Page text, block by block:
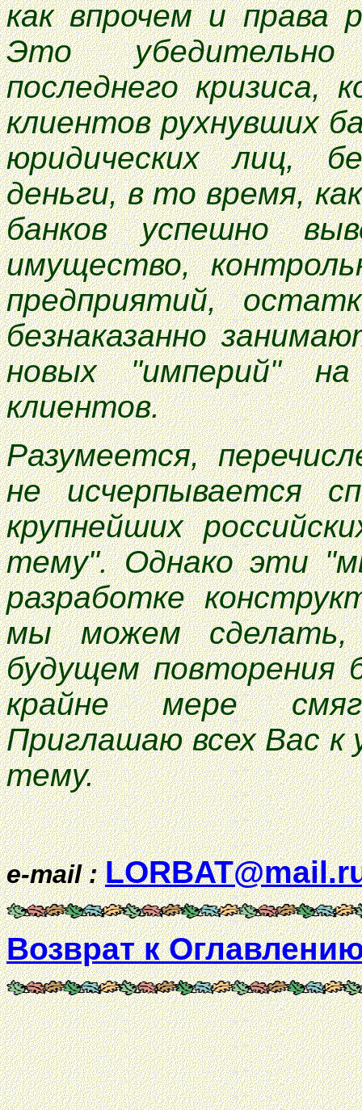
как впрочем и права
Это
последнего кризиса,
клиентов рухнувших
юридических лиц,
деньги, в то время,
банков успешно
имущество,
предприятий,
безнаказанно
новых "империй"
клиентов.
Разумеется,
не исчерпывается
крупнейших
тему". Однако эти
разработке
мы можем
будущем повторения
крайне мере
Приглашаю всех Вас к
тему.
e-mail :
Возврат к